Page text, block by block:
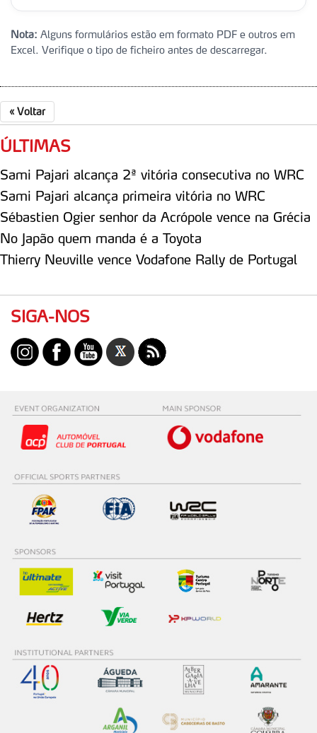
tecnologias similares pode ter impacto na sua
experiência de navegação no Website e nos serviços
disponibilizados.
Nota: Alguns formulários estão em formato PDF e outros em
Excel. Verifique o tipo de ficheiro antes de descarregar.
« Voltar
ÚLTIMAS
Sami Pajari alcança 2ª vitória consecutiva no WRC
Sami Pajari alcança primeira vitória no WRC
Sébastien Ogier senhor da Acrópole vence na Grécia
No Japão quem manda é a Toyota
Thierry Neuville vence Vodafone Rally de Portugal
SIGA-NOS